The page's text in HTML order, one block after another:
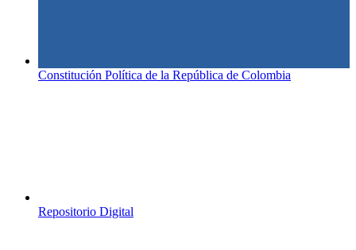
Constitución Política de la República de Colombia
Repositorio Digital